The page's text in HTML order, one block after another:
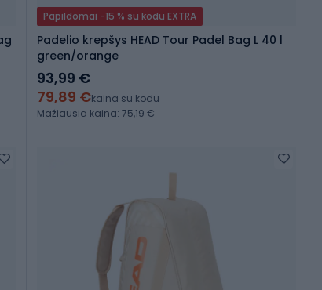
Papildomai -15 % su kodu EXTRA
Padelio krepšys HEAD Tour Padel Bag L 40 l
green/orange
93,99 €
79,89 €kaina su kodu
Mažiausia kaina: 75,19 €